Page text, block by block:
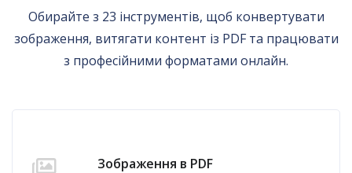
Обирайте з 23 інструментів, щоб конвертувати
зображення, витягати контент із PDF та працювати
з професійними форматами онлайн.
Зображення в PDF